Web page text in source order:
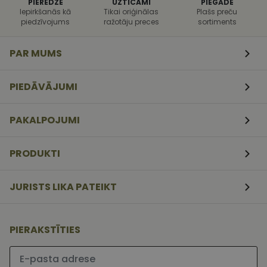
PIEREDZE
Iepirkšanās kā
piedzīvojums
UZTICAMI
Tikai oriģinālas
ražotāju preces
PIEGĀDE
Plašs preču
sortiments
PAR MUMS
PIEDĀVĀJUMI
PAKALPOJUMI
PRODUKTI
JURISTS LIKA PATEIKT
PIERAKSTĪTIES
Lūdzu ievadiet e-pasta adresi
tīmekļa
veidlapām.
Script.com
sīkfailu
lai Cookie-
darbotos